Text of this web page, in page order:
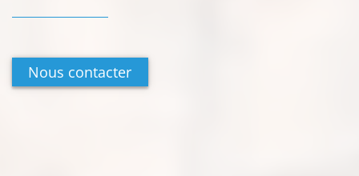
Nous contacter